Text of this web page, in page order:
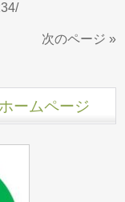
次のページ »
ームページ